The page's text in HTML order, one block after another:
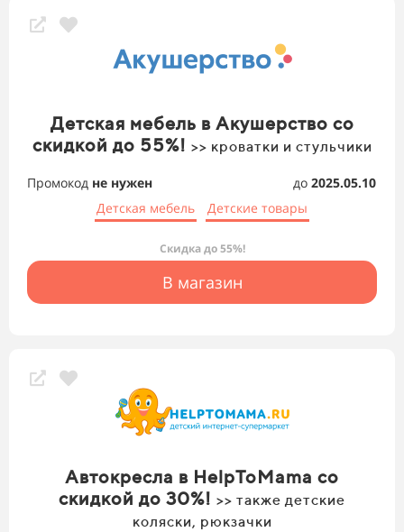
Детская мебель в Акушерство со
скидкой до 55%! >> кроватки и стульчики
Промокод не нужен до 2025.05.10
Детская мебель
Детские товары
Скидка до 55%!
В магазин
Автокресла в HelpToMama со
скидкой до 30%! >> также детские
коляски, рюкзачки